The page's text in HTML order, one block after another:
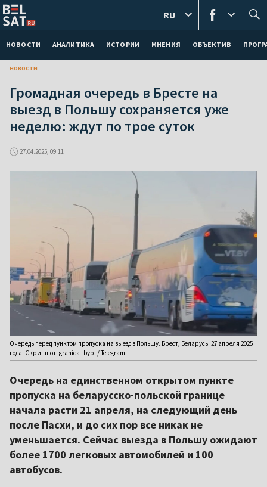
НОВОСТИ АНАЛИТИКА ИСТОРИИ МНЕНИЯ ОБЪЕКТИВ
RU
новости
Громадная очередь в Бресте на
выезд в Польшу сохраняется уже
неделю: ждут по трое суток
27.04.2025, 09:11
Очередь перед пунктом пропуска на выезд в Польшу. Брест, Беларусь. 27 апреля 2025
года. Скриншот: granica_bypl / Telegram
Очередь на единственном открытом пункте
пропуска на беларусско-польской границе
начала расти 21 апреля, на следующий день
после Пасхи, и до сих пор все никак не
уменьшается. Сейчас выезда в Польшу ожидают
более 1700 легковых автомобилей и 100
автобусов.